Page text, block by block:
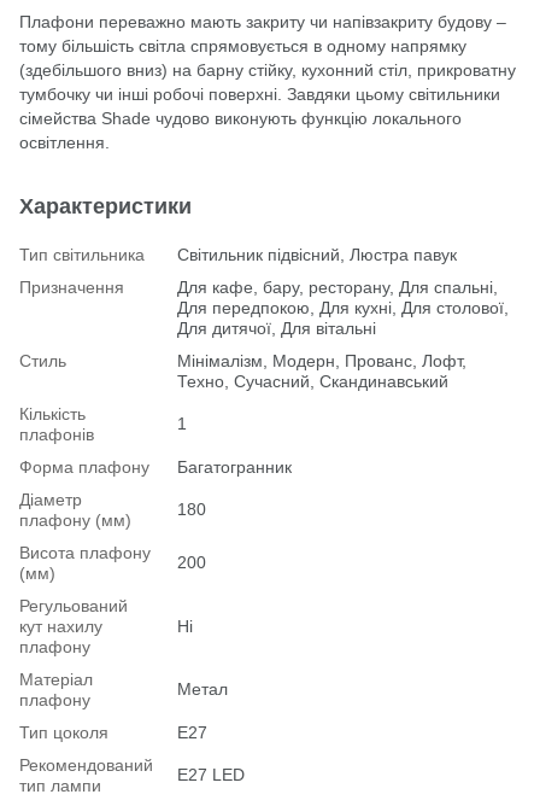
Плафони переважно мають закриту чи напівзакриту будову –
тому більшість світла спрямовується в одному напрямку
(здебільшого вниз) на барну стійку, кухонний стіл, прикроватну
тумбочку чи інші робочі поверхні. Завдяки цьому світильники
сімейства Shade чудово виконують функцію локального
освітлення.
Характеристики
Тип світильника
Світильник підвісний, Люстра павук
Призначення
Для кафе, бару, ресторану, Для спальні,
Для передпокою, Для кухні, Для столової,
Для дитячої, Для вітальні
Стиль
Мінімалізм, Модерн, Прованс, Лофт,
Техно, Сучасний, Скандинавський
Кількість
плафонів
1
Форма плафону
Багатогранник
Діаметр
плафону (мм)
180
Висота плафону
(мм)
200
Регульований
кут нахилу
плафону
Ні
Матеріал
плафону
Метал
Тип цоколя
E27
Рекомендований
тип лампи
Е27 LED